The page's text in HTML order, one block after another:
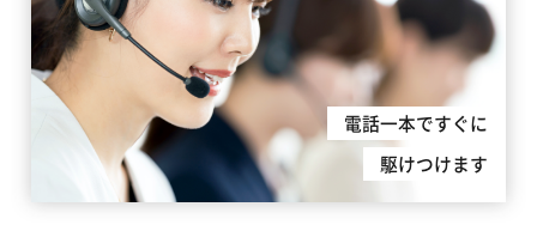
電話一本ですぐに
駆けつけます